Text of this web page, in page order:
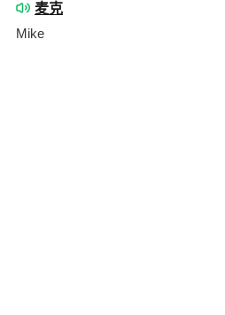
麦克
Mike